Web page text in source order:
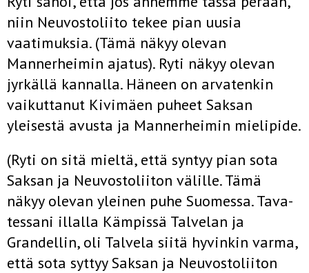
niin Neuvostoliito tekee pian uusia
vaatimuksia. (Tämä näkyy olevan
Mannerhei­min ajatus). Ryti näkyy olevan
jyrkällä kannalla. Häneen on arva­tenkin
vaikuttanut Kivimäen puheet Saksan
yleisestä avusta ja Mannerheimin mielipide.
(Ryti on sitä mieltä, että syntyy pian sota
Saksan ja Neuvosto­liiton välille. Tämä
näkyy olevan yleinen puhe Suomessa. Tava­
tessani illalla Kämpissä Talvelan ja
Grandellin, oli Talvela siitä hyvinkin varma,
että sota syttyy Saksan ja Neuvostoliiton